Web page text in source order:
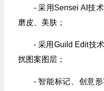
- 采用Sensei AI技
磨皮、美肤；
- 采用Guild Edit技
扰图案图层；
- 智能标记、创意